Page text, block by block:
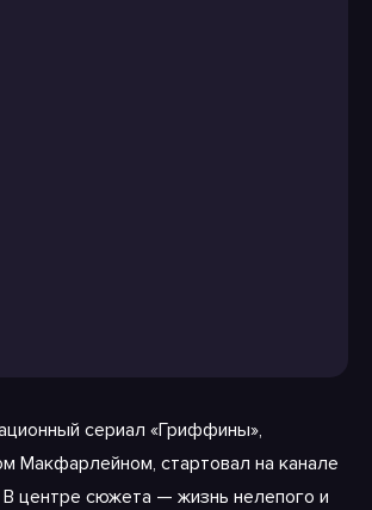
сериал «Гриффины»,
Макфарлейном, стартовал на канале
В центре сюжета — жизнь нелепого и